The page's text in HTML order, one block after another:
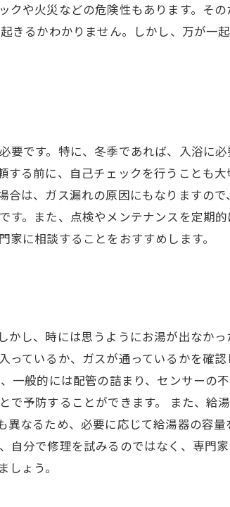
クや火災などの危険性もあります。そ
きるかわかりません。しかし、万が一
要です。特に、冬季であれば、入浴に
する前に、自己チェックを行うことも
合は、ガス漏れの原因にもなりますの
す。また、点検やメンテナンスを定期
に相談することをおすすめします。
かし、時には思うようにお湯が出なか
っているか、ガスが通っているかを確
一般的には配管の詰まり、センサーの
で予防することができます。 また、給
異なるため、必要に応じて給湯器の容
自分で修理を試みるのではなく、専門
ょう。